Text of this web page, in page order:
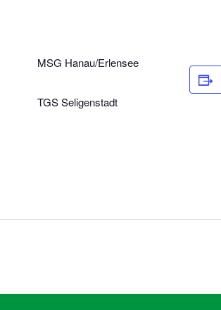
MSG Hanau/Erlensee
TGS Seligenstadt